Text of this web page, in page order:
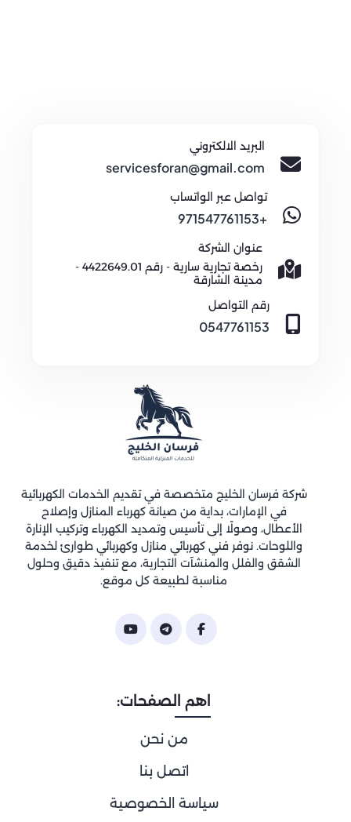
البريد الالكتروني
servicesforan@gmail.com
تواصل عبر الواتساب
+971547761153
عنوان الشركة
رخصة تجارية سارية - رقم 4422649.01 -
مدينة الشارقة
رقم التواصل
0547761153
شركة فرسان الخليج متخصصة في تقديم الخدمات الكهربائية
في الإمارات، بداية من صيانة كهرباء المنازل وإصلاح
الأعطال، وصولًا إلى تأسيس وتمديد الكهرباء وتركيب الإنارة
واللوحات. نوفر فني كهربائي منازل وكهربائي طوارئ لخدمة
الشقق والفلل والمنشآت التجارية، مع تنفيذ دقيق وحلول
مناسبة لطبيعة كل موقع.
اهم الصفحات:
من نحن
اتصل بنا
سياسة الخصوصية